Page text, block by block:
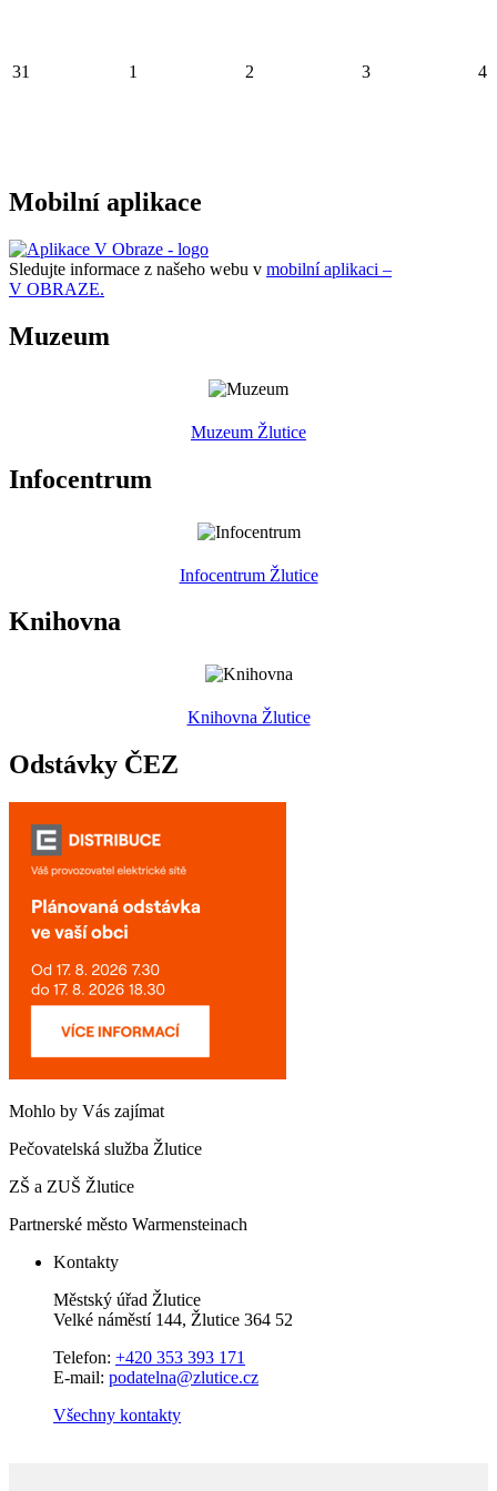
31 1 2 3 4
Mobilní aplikace
Sledujte informace z našeho webu v mobilní aplikaci –
V OBRAZE.
Muzeum
Muzeum Žlutice
Infocentrum
Infocentrum Žlutice
Knihovna
Knihovna Žlutice
Odstávky ČEZ
Mohlo by Vás zajímat
Pečovatelská služba Žlutice
ZŠ a ZUŠ Žlutice
Partnerské město Warmensteinach
Kontakty
Městský úřad Žlutice
Velké náměstí 144, Žlutice 364 52
Telefon: +420 353 393 171
E-mail: podatelna@zlutice.cz
Všechny kontakty